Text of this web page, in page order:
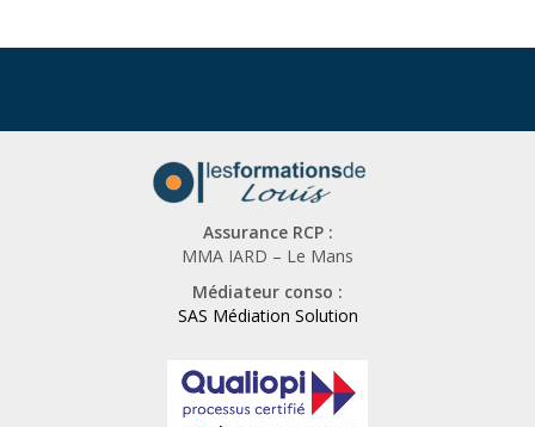
Assurance RCP :
MMA IARD – Le Mans
Médiateur conso :
SAS Médiation Solution